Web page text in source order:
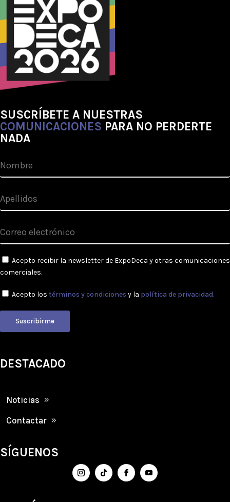
SUSCRÍBETE A NUESTRAS
COMUNICACIONES PARA NO PERDERTE
NADA
Acepto recibir la newsletter de ExpoDeca y otras comunicaciones
comerciales.
Acepto los términos y condiciones y la política de privacidad.
Suscribirme
DESTACADO
Noticias
Contactar
SÍGUENOS